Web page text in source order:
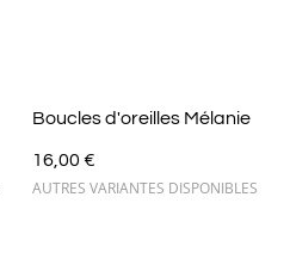
Boucles d'oreilles Mélanie
16,00 €
AUTRES VARIANTES DISPONIBLES